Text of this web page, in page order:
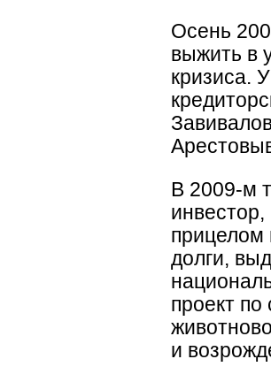
Осень
выжить в
кризиса.
В 2009-м
прицелом
долги,
проект
и